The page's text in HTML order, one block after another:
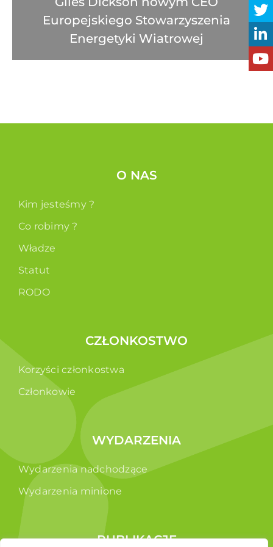
Europejskiego Stowarzyszenia
Energetyki Wiatrowej
O NAS
Kim jesteśmy ?
Co robimy ?
Władze
Statut
RODO
CZŁONKOSTWO
Korzyści członkostwa
Członkowie
WYDARZENIA
Wydarzenia nadchodzące
Wydarzenia minione
PUBLIKACJE